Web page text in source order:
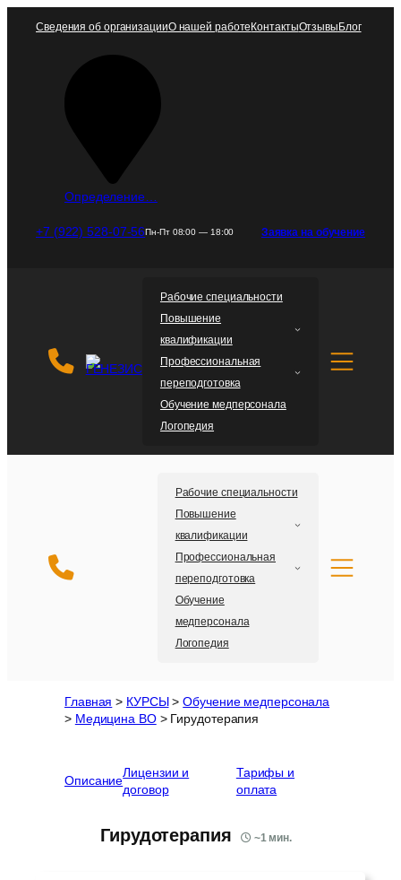
Сведения об организацииО нашей работе КонтактыОтзывы Блог
Определение…
+7 (922) 528-07-56Пн-Пт 08:00 — 18:00 Заявка на обучение
Рабочие специальности
Повышение
квалификации
Профессиональная
переподготовка
Обучение медперсонала
Логопедия
Рабочие специальности
Повышение
квалификации
Профессиональная
переподготовка
Обучение
медперсонала
Логопедия
Главная > КУРСЫ>Обучение медперсонала
> Медицина ВО> Гирудотерапия
Описание
Лицензии и
договор
Тарифы и
оплата
Гирудотерапия ~1мин.